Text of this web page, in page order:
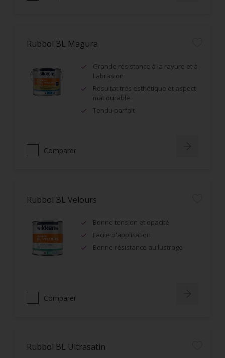
Rubbol BL Magura
Grande résistance à la rayure et à
l'abrasion
Résultat très esthétique et aspect
mat durable
Tendu parfait
Comparer
Rubbol BL Velours
Bonne tension et opacité
Facile d'application
Bonne résistance au lustrage
Comparer
Rubbol BL Ultrasatin